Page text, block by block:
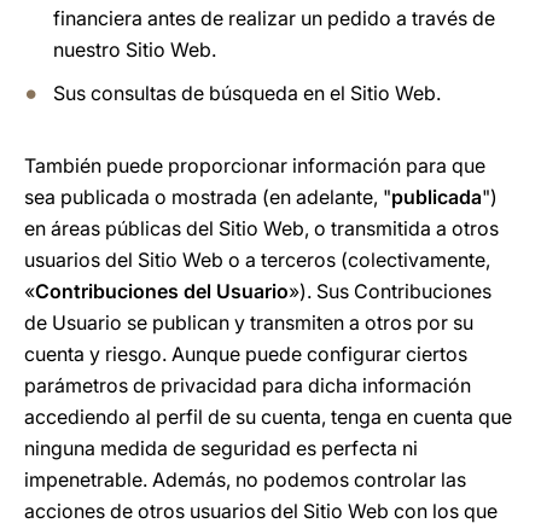
financiera antes de realizar un pedido a través de
nuestro Sitio Web.
Sus consultas de búsqueda en el Sitio Web.
También puede proporcionar información para que
sea publicada o mostrada (en adelante, "publicada")
en áreas públicas del Sitio Web, o transmitida a otros
usuarios del Sitio Web o a terceros (colectivamente,
«Contribuciones del Usuario»). Sus Contribuciones
de Usuario se publican y transmiten a otros por su
cuenta y riesgo. Aunque puede configurar ciertos
parámetros de privacidad para dicha información
accediendo al perfil de su cuenta, tenga en cuenta que
ninguna medida de seguridad es perfecta ni
impenetrable. Además, no podemos controlar las
acciones de otros usuarios del Sitio Web con los que